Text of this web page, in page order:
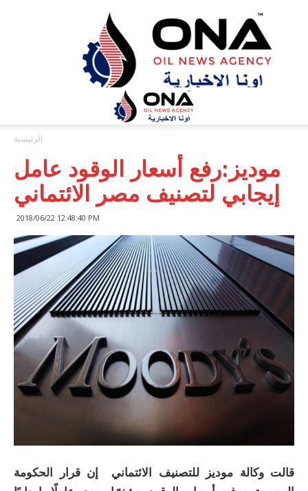
ONA™
NEWS
/
أونا
الاخبارية
الرئيسية
موديز:رفع أسعار الوقود عامل
إيجابي لتصنيف مصر الائتماني
2018/06/22 12:48:40 PM
قالت وكالة موديز للتصنيف الائتماني إن قرار الحكومة